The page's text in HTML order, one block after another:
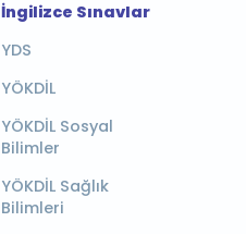
İngilizce Sınavlar
YDS
YÖKDİL
YÖKDİL Sosyal
Bilimler
YÖKDİL Sağlık
Bilimleri